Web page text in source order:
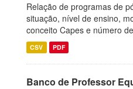
Relação de programas de
situação, nível de ensino,
conceito Capes e número
CSV PDF
Banco de Professor